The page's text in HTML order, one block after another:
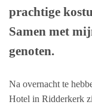
prachtige
Samen met
genoten.
Na overnacht te
Hotel in Ridderkerk